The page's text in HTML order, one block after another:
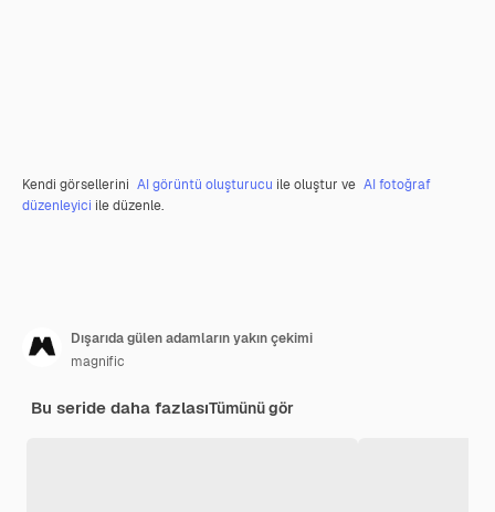
Kendi görsellerini AI görüntü oluşturucu ile oluştur ve AI fotoğraf
düzenleyici ile düzenle.
Dışarıda gülen adamların yakın çekimi
magnific
Bu seride daha fazlasıTümünü gör